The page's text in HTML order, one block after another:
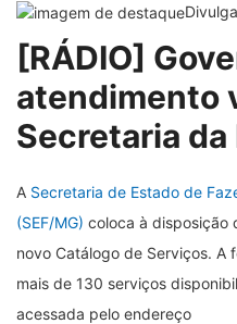
[RÁDIO]
atendimento
Secretaria da
A Secretaria de Estado de
(SEF/MG) coloca à disposição
novo Catálogo de Serviços. A
mais de 130 serviços
acessada pelo endereço